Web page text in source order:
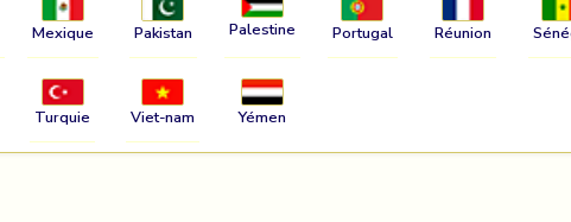
Mexique Pakistan Palestine Portugal Réunion
Turquie Viet-nam Yémen